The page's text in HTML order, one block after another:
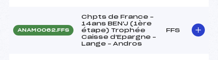
ANAM0062.FFS
Chpts de France –
14ans BEN'J (1ère
étape) Trophée
Caisse d'Epargne –
Lange – Andros
FFS